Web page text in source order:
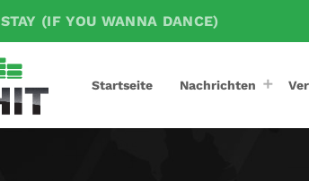
STAY (IF YOU WANNA DANCE)
Startseite Nachrichten